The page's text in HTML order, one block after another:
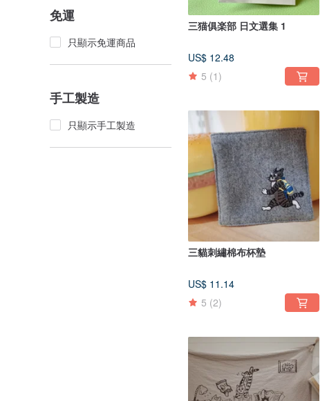
免運
只顯示免運商品
手工製造
只顯示手工製造
三猫俱楽部 日文選集 1
US$ 12.48
5 (1)
三貓刺繡棉布杯墊
US$ 11.14
5 (2)